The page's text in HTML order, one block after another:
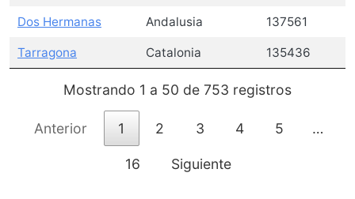
Dos Hermanas Andalusia 137561
Tarragona Catalonia 135436
Mostrando 1 a 50 de 753 registros
Anterior 1 2 3 4 5 …
16 Siguiente